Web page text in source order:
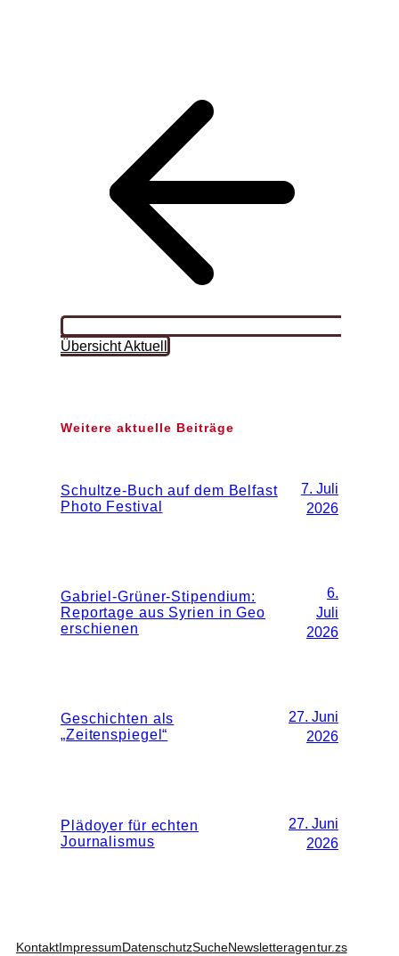
Übersicht Aktuell
Weitere aktuelle Beiträge
Schultze-Buch auf dem Belfast
Photo Festival
7. Juli
2026
Gabriel-Grüner-Stipendium:
Reportage aus Syrien in Geo
erschienen
6.
Juli
2026
Geschichten als
„Zeitenspiegel“
27. Juni
2026
Plädoyer für echten
Journalismus
27. Juni
2026
KontaktImpressumDatenschutzSucheNewsletteragentur.zs